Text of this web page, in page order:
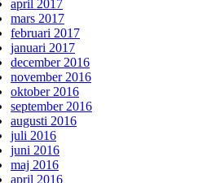
april 2017
mars 2017
februari 2017
januari 2017
december 2016
november 2016
oktober 2016
september 2016
augusti 2016
juli 2016
juni 2016
maj 2016
april 2016